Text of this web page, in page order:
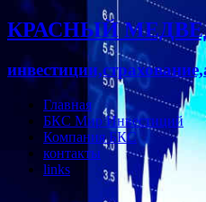
КРАСНЫЙ
Главная
БКС Мир Инвестиций
Компания БКС
контакты
links